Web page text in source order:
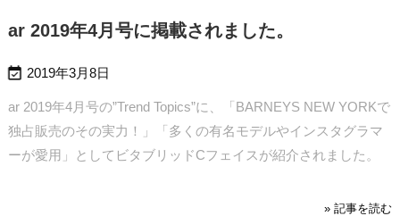
ar 2019年4月号に掲載されました。
 2019年3月8日
ar 2019年4月号の”Trend Topics”に、「BARNEYS NEW YORKで
独占販売のその実力！」「多くの有名モデルやインスタグラマ
ーが愛用」としてビタブリッドCフェイスが紹介されました。
» 記事を読む